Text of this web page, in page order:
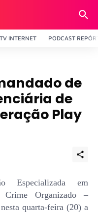
INTERNET PODCAST
de
de
Play
Especializada em
Crime Organizado –
quarta-feira (20) a